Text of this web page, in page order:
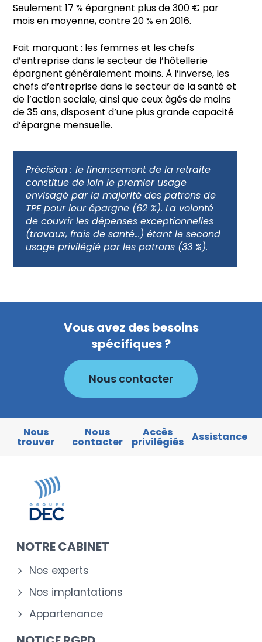
Seulement 17 % épargnent plus de 300 € par
mois en moyenne, contre 20 % en 2016.
Fait marquant : les femmes et les chefs
d’entreprise dans le secteur de l’hôtellerie
épargnent généralement moins. À l’inverse, les
chefs d’entreprise dans le secteur de la santé et
de l’action sociale, ainsi que ceux âgés de moins
de 35 ans, disposent d’une plus grande capacité
d’épargne mensuelle.
Précision : le financement de la retraite
constitue de loin le premier usage
envisagé par la majorité des patrons de
TPE pour leur épargne (62 %). La volonté
de couvrir les dépenses exceptionnelles
(travaux, frais de santé…) étant le second
usage privilégié par les patrons (33 %).
Vous avez des besoins
spécifiques ?
Nous contacter
Nous
trouver
Nous
contacter
Accès
privilégiés Assistance
NOTRE CABINET
Nos experts
Nos implantations
Appartenance